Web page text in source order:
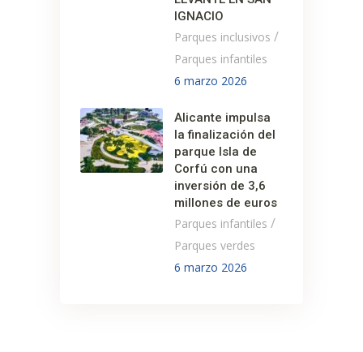
IGNACIO
Parques inclusivos /
Parques infantiles
6 marzo 2026
Alicante impulsa
la finalización del
parque Isla de
Corfú con una
inversión de 3,6
millones de euros
Parques infantiles /
Parques verdes
6 marzo 2026